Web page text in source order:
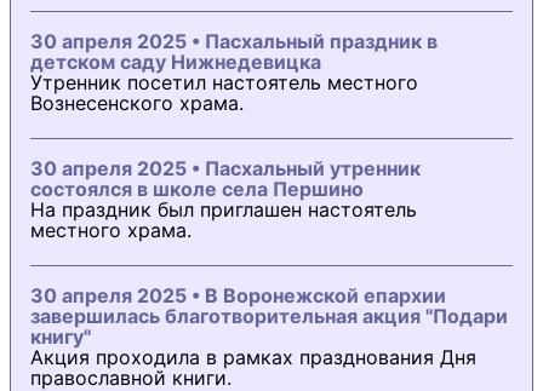
30 апреля 2025 • Пасхальный праздник в
детском саду Нижнедевицка
Утренник посетил настоятель местного
Вознесенского храма.
30 апреля 2025 • Пасхальный утренник
состоялся в школе села Першино
На праздник был приглашен настоятель
местного храма.
30 апреля 2025 • В Воронежской епархии
завершилась благотворительная акция "Подари
книгу"
Акция проходила в рамках празднования Дня
православной книги.